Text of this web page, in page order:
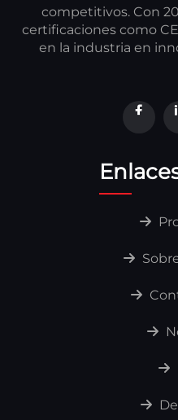
competitivos. Con
certificaciones como
en la industria en